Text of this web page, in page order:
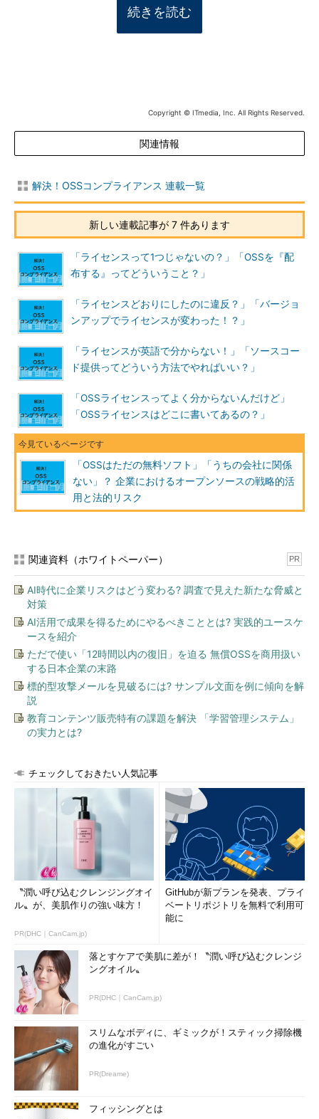
続きを読む
Copyright © ITmedia, Inc. All Rights Reserved.
関連情報
解決！OSSコンプライアンス 連載一覧
新しい連載記事が 7 件あります
「ライセンスって1つじゃないの？」「OSSを『配
布する』ってどういうこと？」
「ライセンスどおりにしたのに違反？」「バージョ
ンアップでライセンスが変わった！？」
「ライセンスが英語で分からない！」「ソースコー
ド提供ってどういう方法でやればいい？」
「OSSライセンスってよく分からないんだけど」
「OSSライセンスはどこに書いてあるの？」
「OSSはただの無料ソフト」「うちの会社に関係
ない」？ 企業におけるオープンソースの戦略的活
用と法的リスク
関連資料（ホワイトペーパー） PR
AI時代に企業リスクはどう変わる? 調査で見えた新たな脅威と
対策
AI活用で成果を得るためにやるべきこととは? 実践的ユースケ
ースを紹介
ただで使い「12時間以内の復旧」を迫る 無償OSSを商用扱い
する日本企業の末路
標的型攻撃メールを見破るには? サンプル文面を例に傾向を解
説
教育コンテンツ販売特有の課題を解決 「学習管理システム」
の実力とは?
チェックしておきたい人気記事
〝潤い呼び込むクレンジングオイ
ル〟が、美肌作りの強い味方！
PR(DHC｜CanCam.jp)
GitHubが新プランを発表、プライ
ベートリポジトリを無料で利用可
能に
落とすケアで美肌に差が！〝潤い呼び込むクレンジ
ングオイル〟
PR(DHC｜CanCam.jp)
スリムなボディに、ギミックが！スティック掃除機
の進化がすごい
PR(Dreame)
フィッシングとは